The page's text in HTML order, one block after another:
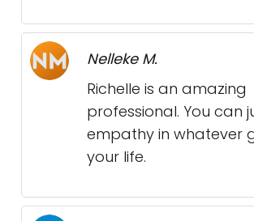
Nelleke M.
Richelle is an amazing
professional. You can
empathy in whatever
your life.